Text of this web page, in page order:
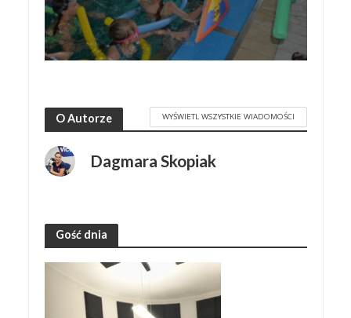
O Autorze WYŚWIETL WSZYSTKIE WIADOMOŚCI
Dagmara Skopiak
Gość dnia